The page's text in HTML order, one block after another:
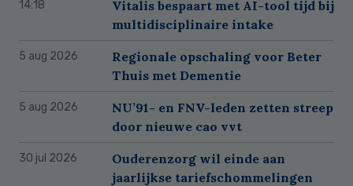
14:18
Vitalis bespaart met AI-tool tijd bij
multidisciplinaire intake
5 aug 2026
Regionale opschaling voor Beter
Thuis met Dementie
5 aug 2026
NU’91- en FNV-leden zetten streep
door nieuwe cao vvt
30 jul 2026
Ouderenzorg wil einde aan
jaarlijkse tariefschommelingen